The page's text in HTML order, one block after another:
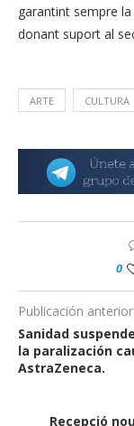
garantint sempre
donant suport al
ARTE CULTURA
0
Publicación anterior
Sanidad
la paralización
AstraZeneca.
Recepció